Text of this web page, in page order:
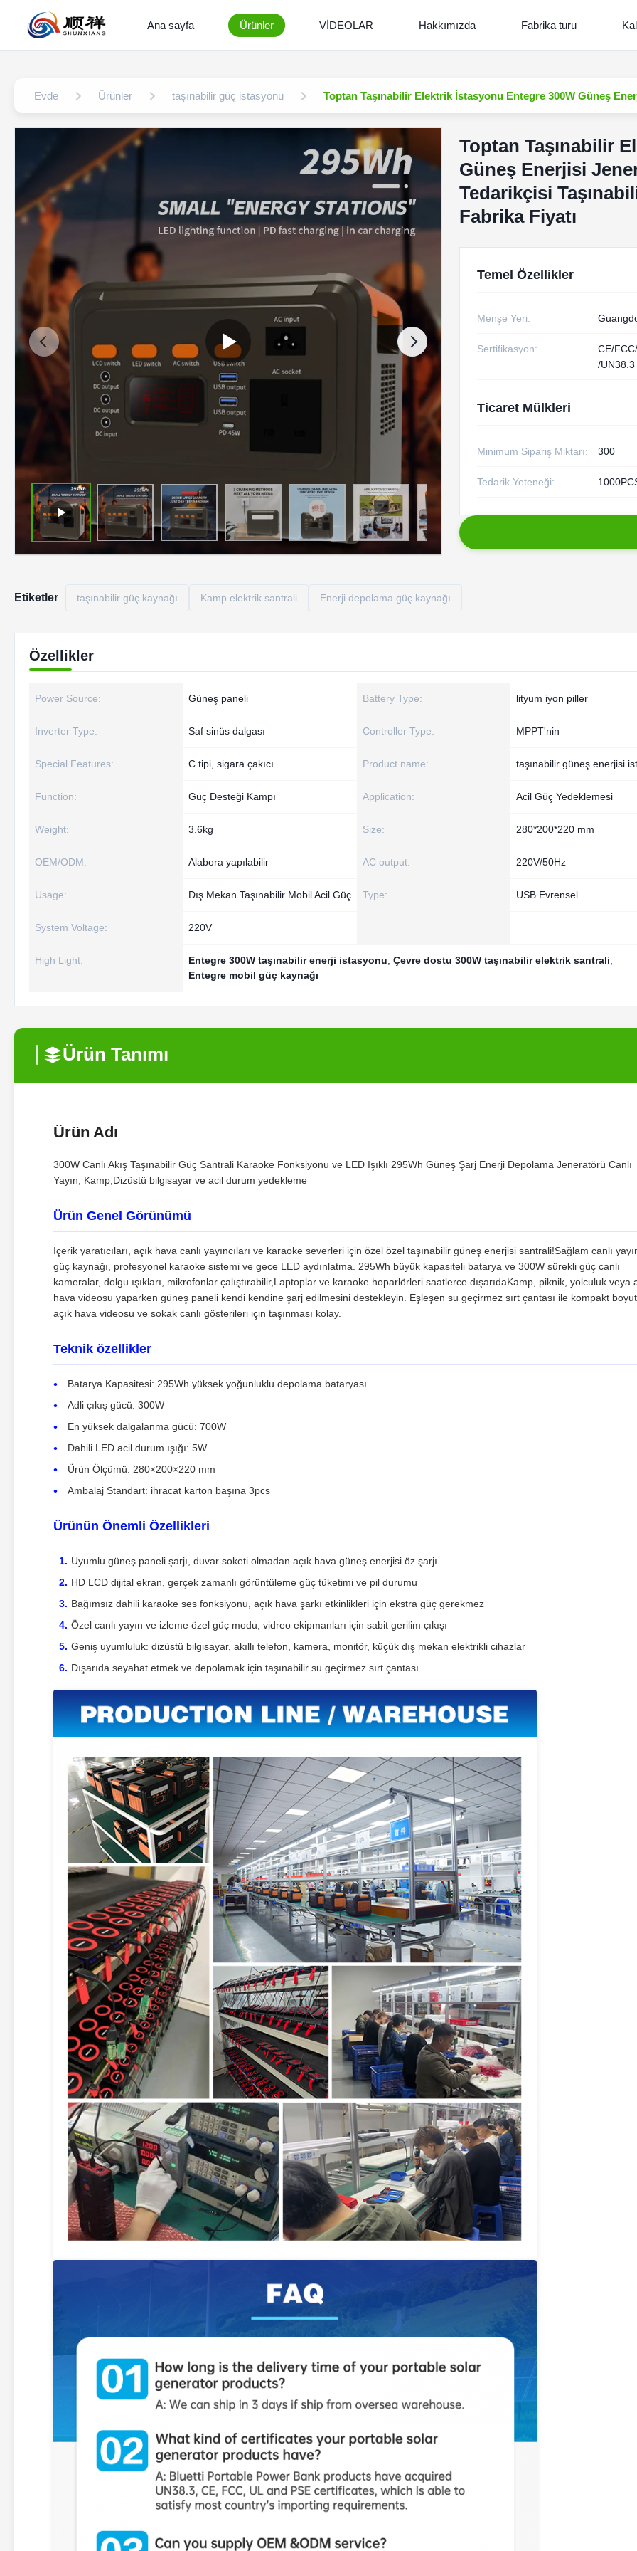
Ana sayfa Ürünler VİDEOLAR Hakkımızda Fabrika turu
Evde Ürünler taşınabilir güç istasyonu Toptan Taşınabilir Elektrik İstasyonu Entegre 300W Güneş
Toptan Taşınabilir
Güneş Enerjisi
Tedarikçisi
Fabrika Fiyatı
Temel Özellikler
Menşe Yeri:
Sertifikasyon:
CE/
/UN38.3
Ticaret Mülkleri
Minimum Sipariş Miktarı: 300
Tedarik Yeteneği:
Etiketler taşınabilir güç kaynağı Kamp elektrik santrali Enerji depolama güç kaynağı
Özellikler
Power Source: Güneş paneli Battery Type: lityum iyon piller
Inverter Type: Saf sinüs dalgası Controller Type: MPPT'nin
Special Features: C tipi, sigara çakıcı. Product name: taşınabilir güneş enerjisi
Function: Güç Desteği Kampı Application: Acil Güç Yedeklemesi
Weight: 3.6kg Size: 280*200*220 mm
OEM/ODM: Alabora yapılabilir AC output: 220V/50Hz
Usage: Dış Mekan Taşınabilir Mobil Acil Güç Type: USB Evrensel
System Voltage: 220V
High Light: Entegre 300W taşınabilir enerji istasyonu Çevre dostu 300W taşınabilir elektrik santrali
Entegre mobil güç kaynağı
Ürün Tanımı
Ürün Adı
300W Canlı Akış Taşınabilir Güç Santrali Karaoke Fonksiyonu ve LED Işıklı 295Wh Güneş Şarj Enerji Depolama Jeneratörü Canlı
Yayın, Kamp,Dizüstü bilgisayar ve acil durum yedekleme
Ürün Genel Görünümü
İçerik yaratıcıları, açık hava canlı yayıncıları ve karaoke severleri için özel özel taşınabilir güneş enerjisi santrali!Sağlam canlı
güç kaynağı, profesyonel karaoke sistemi ve gece LED aydınlatma. 295Wh büyük kapasiteli batarya ve 300W sürekli güç canlı
kameralar, dolgu ışıkları, mikrofonlar çalıştırabilir,Laptoplar ve karaoke hoparlörleri saatlerce dışarıdaKamp, piknik, yolculuk veya
hava videosu yaparken güneş paneli kendi kendine şarj edilmesini destekleyin. Eşleşen su geçirmez sırt çantası ile kompakt
açık hava videosu ve sokak canlı gösterileri için taşınması kolay.
Teknik özellikler
Batarya Kapasitesi: 295Wh yüksek yoğunluklu depolama bataryası
Adli çıkış gücü: 300W
En yüksek dalgalanma gücü: 700W
Dahili LED acil durum ışığı: 5W
Ürün Ölçümü: 280×200×220 mm
Ambalaj Standart: ihracat karton başına 3pcs
Ürünün Önemli Özellikleri
Uyumlu güneş paneli şarjı, duvar soketi olmadan açık hava güneş enerjisi öz şarjı
HD LCD dijital ekran, gerçek zamanlı görüntüleme güç tüketimi ve pil durumu
Bağımsız dahili karaoke ses fonksiyonu, açık hava şarkı etkinlikleri için ekstra güç gerekmez
Özel canlı yayın ve izleme özel güç modu, vidreo ekipmanları için sabit gerilim çıkışı
Geniş uyumluluk: dizüstü bilgisayar, akıllı telefon, kamera, monitör, küçük dış mekan elektrikli cihazlar
Dışarıda seyahat etmek ve depolamak için taşınabilir su geçirmez sırt çantası